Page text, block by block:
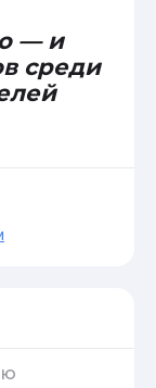
— и
среди